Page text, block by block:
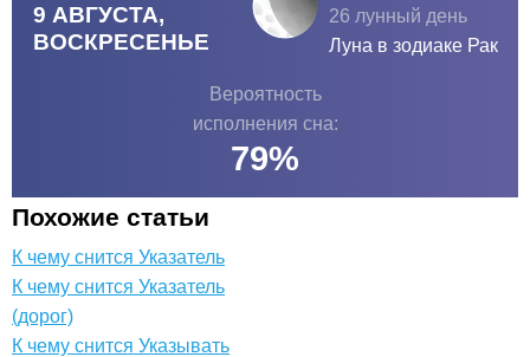
9 АВГУСТА,
ВОСКРЕСЕНЬЕ
26 лунный день
Луна в зодиаке Рак
Вероятность
исполнения сна:
79%
Похожие статьи
К чему снится Указатель
К чему снится Указатель
(дорог)
К чему снится Указывать